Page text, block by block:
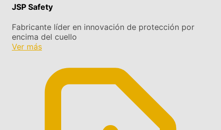
JSP Safety
Fabricante líder en innovación de protección por
encima del cuello
Ver más